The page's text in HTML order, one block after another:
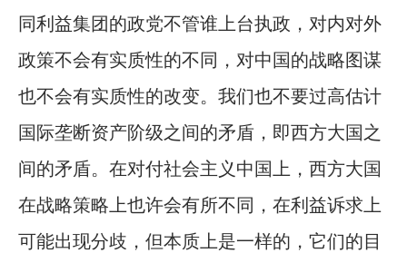
同利益集团的政党不管谁上台执政，对内对外
政策不会有实质性的不同，对中国的战略图谋
也不会有实质性的改变。我们也不要过高估计
国际垄断资产阶级之间的矛盾，即西方大国之
间的矛盾。在对付社会主义中国上，西方大国
在战略策略上也许会有所不同，在利益诉求上
可能出现分歧，但本质上是一样的，它们的目